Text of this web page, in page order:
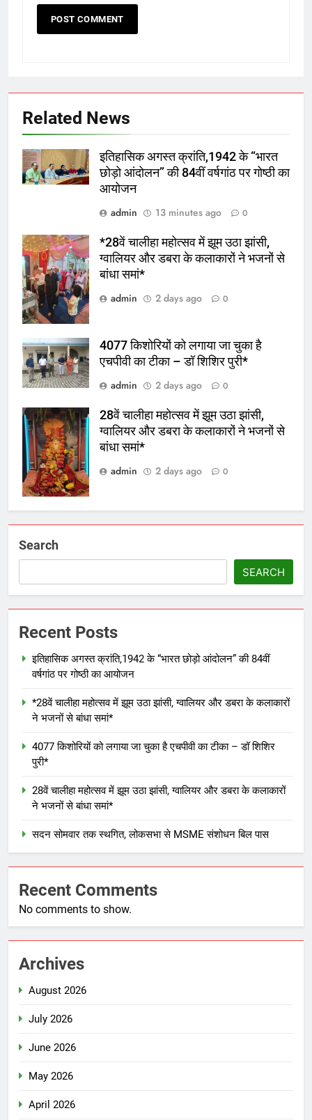
Related News
इतिहासिक अगस्त क्रांति,1942 के “भारत
छोड़ो आंदोलन” की 84वीं वर्षगांठ पर गोष्ठी का
आयोजन
admin
13 minutes ago 0
*28वें चालीहा महोत्सव में झूम उठा झांसी,
ग्वालियर और डबरा के कलाकारों ने भजनों से
बांधा समां*
admin
2 days ago 0
4077 किशोरियों को लगाया जा चुका है
एचपीवी का टीका – डॉ शिशिर पुरी*
admin
2 days ago 0
28वें चालीहा महोत्सव में झूम उठा झांसी,
ग्वालियर और डबरा के कलाकारों ने भजनों से
बांधा समां*
admin
2 days ago 0
Search
SEARCH
Recent Posts
इतिहासिक अगस्त क्रांति,1942 के “भारत छोड़ो आंदोलन” की 84वीं
वर्षगांठ पर गोष्ठी का आयोजन
*28वें चालीहा महोत्सव में झूम उठा झांसी, ग्वालियर और डबरा के कलाकारों
ने भजनों से बांधा समां*
4077 किशोरियों को लगाया जा चुका है एचपीवी का टीका – डॉ शिशिर
पुरी*
28वें चालीहा महोत्सव में झूम उठा झांसी, ग्वालियर और डबरा के कलाकारों
ने भजनों से बांधा समां*
सदन सोमवार तक स्थगित, लोकसभा से MSME संशोधन बिल पास
Recent Comments
No comments to show.
Archives
August 2026
July 2026
June 2026
May 2026
April 2026